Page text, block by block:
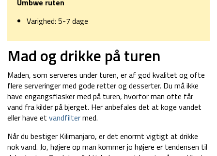
Umbwe ruten
Varighed: 5-7 dage
Mad og drikke på turen
Maden, som serveres under turen, er af god kvalitet og ofte
flere serveringer med gode retter og desserter. Du må ikke
have engangsflasker med på turen, hvorfor man ofte får
vand fra kilder på bjerget. Her anbefales det at koge vandet
eller have et vandfiltermed.
Når du bestiger Kilimanjaro, er det enormt vigtigt at drikke
nok vand. Jo, højere op man kommer jo højere er tendensen til